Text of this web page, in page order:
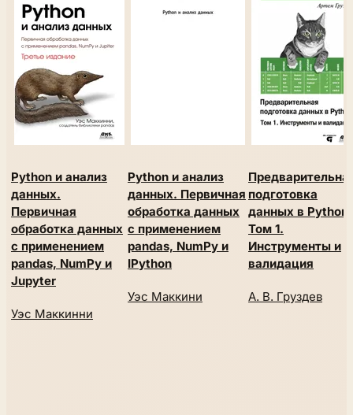
Python и анализ
данных.
Первичная
обработка данных
с применением
pandas, NumPy и
Jupyter
Уэс Маккинни
Python и анализ
данных. Первичная
обработка данных
с применением
pandas, NumPy и
IPython
Уэс Маккини
подготовка
данных в Python.
Том 1.
Инструменты и
валидация
А. В. Груздев